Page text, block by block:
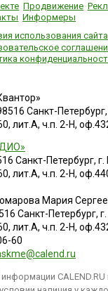
Продвижение
Информеры
использования сайта
Санкт-
лит.А, ч.п. 2-Н,
Санкт-Петербург,
лит.А, ч.п. 2-Н,
Мария
Санкт-Петербург,
лит.А, ч.п. 2-Н,
60
CALEND.RU